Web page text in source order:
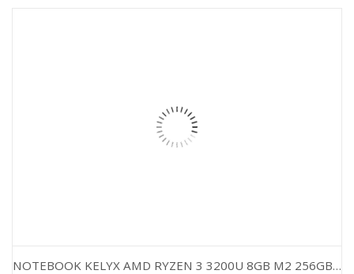
NOTEBOOK KELYX AMD RYZEN 3 3200U 8GB M2 256GB 15.6″